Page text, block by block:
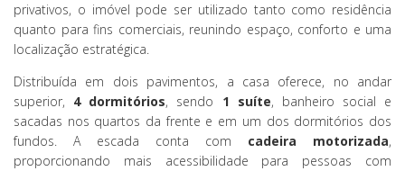
privativos, o imóvel pode ser utilizado tanto como residência
quanto para fins comerciais, reunindo espaço, conforto e uma
localização estratégica.
Distribuída em dois pavimentos, a casa oferece, no andar
superior, 4 dormitórios, sendo 1 suíte, banheiro social e
sacadas nos quartos da frente e em um dos dormitórios dos
fundos. A escada conta com cadeira motorizada,
proporcionando mais acessibilidade para pessoas com